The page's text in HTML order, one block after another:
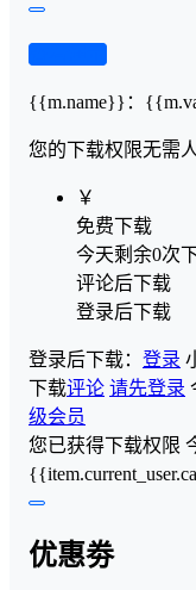
{{m.name}} ：
您的下载权限无需
￥
免费下载
今天剩余0次
评论后下载
登录后下载
登录后下载： 登录
下载评论 请先登录
级会员
您已获得下载权限
优惠劵